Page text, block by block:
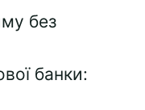
банки: